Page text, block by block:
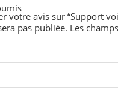
votre avis sur “Support
pas publiée. Les